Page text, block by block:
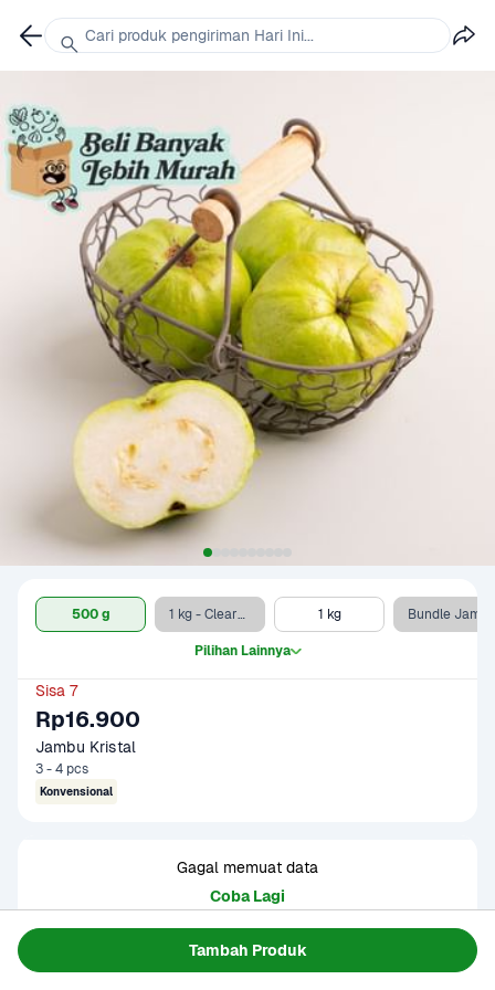
Tambah Produk
500 g 1 kg - Clearance Sale 1 kg
Pilihan Lainnya
Sisa 7
Rp16.900
Jambu Kristal
3 - 4 pcs
Konvensional
Gagal memuat data
Coba Lagi
Informasi Produk
Cari produk pengiriman Hari Ini...